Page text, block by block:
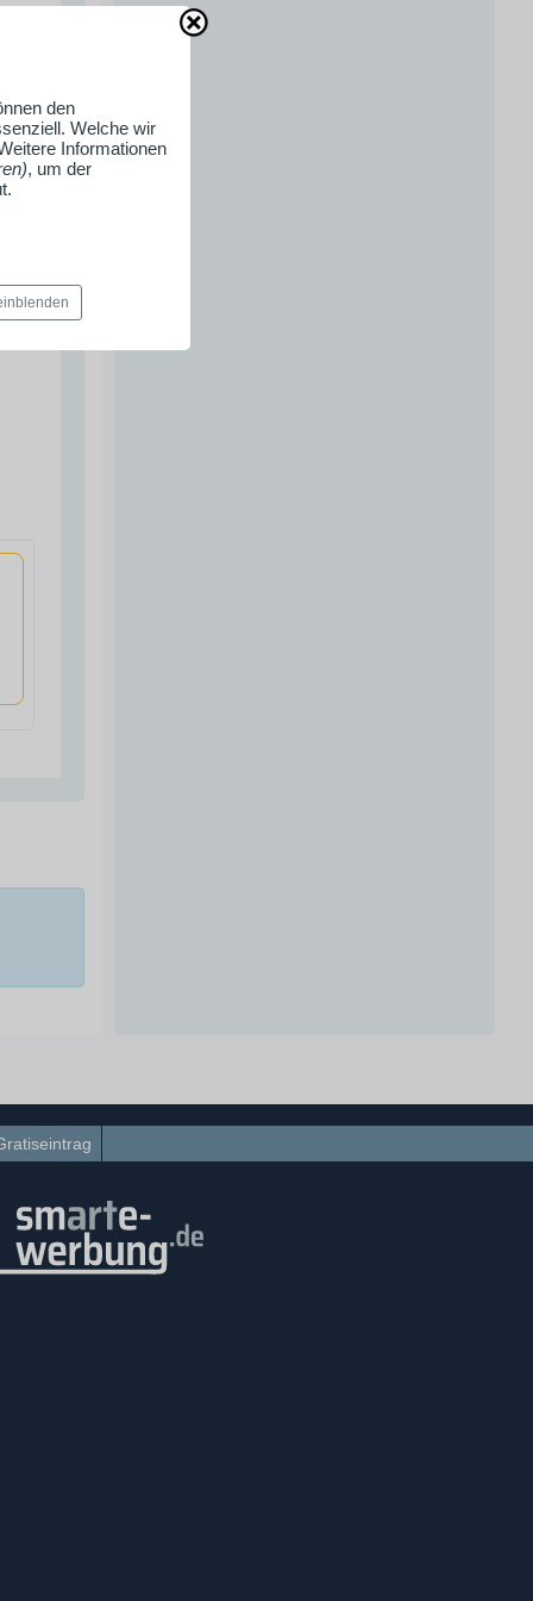
den
Welche wir
Informationen
, um der